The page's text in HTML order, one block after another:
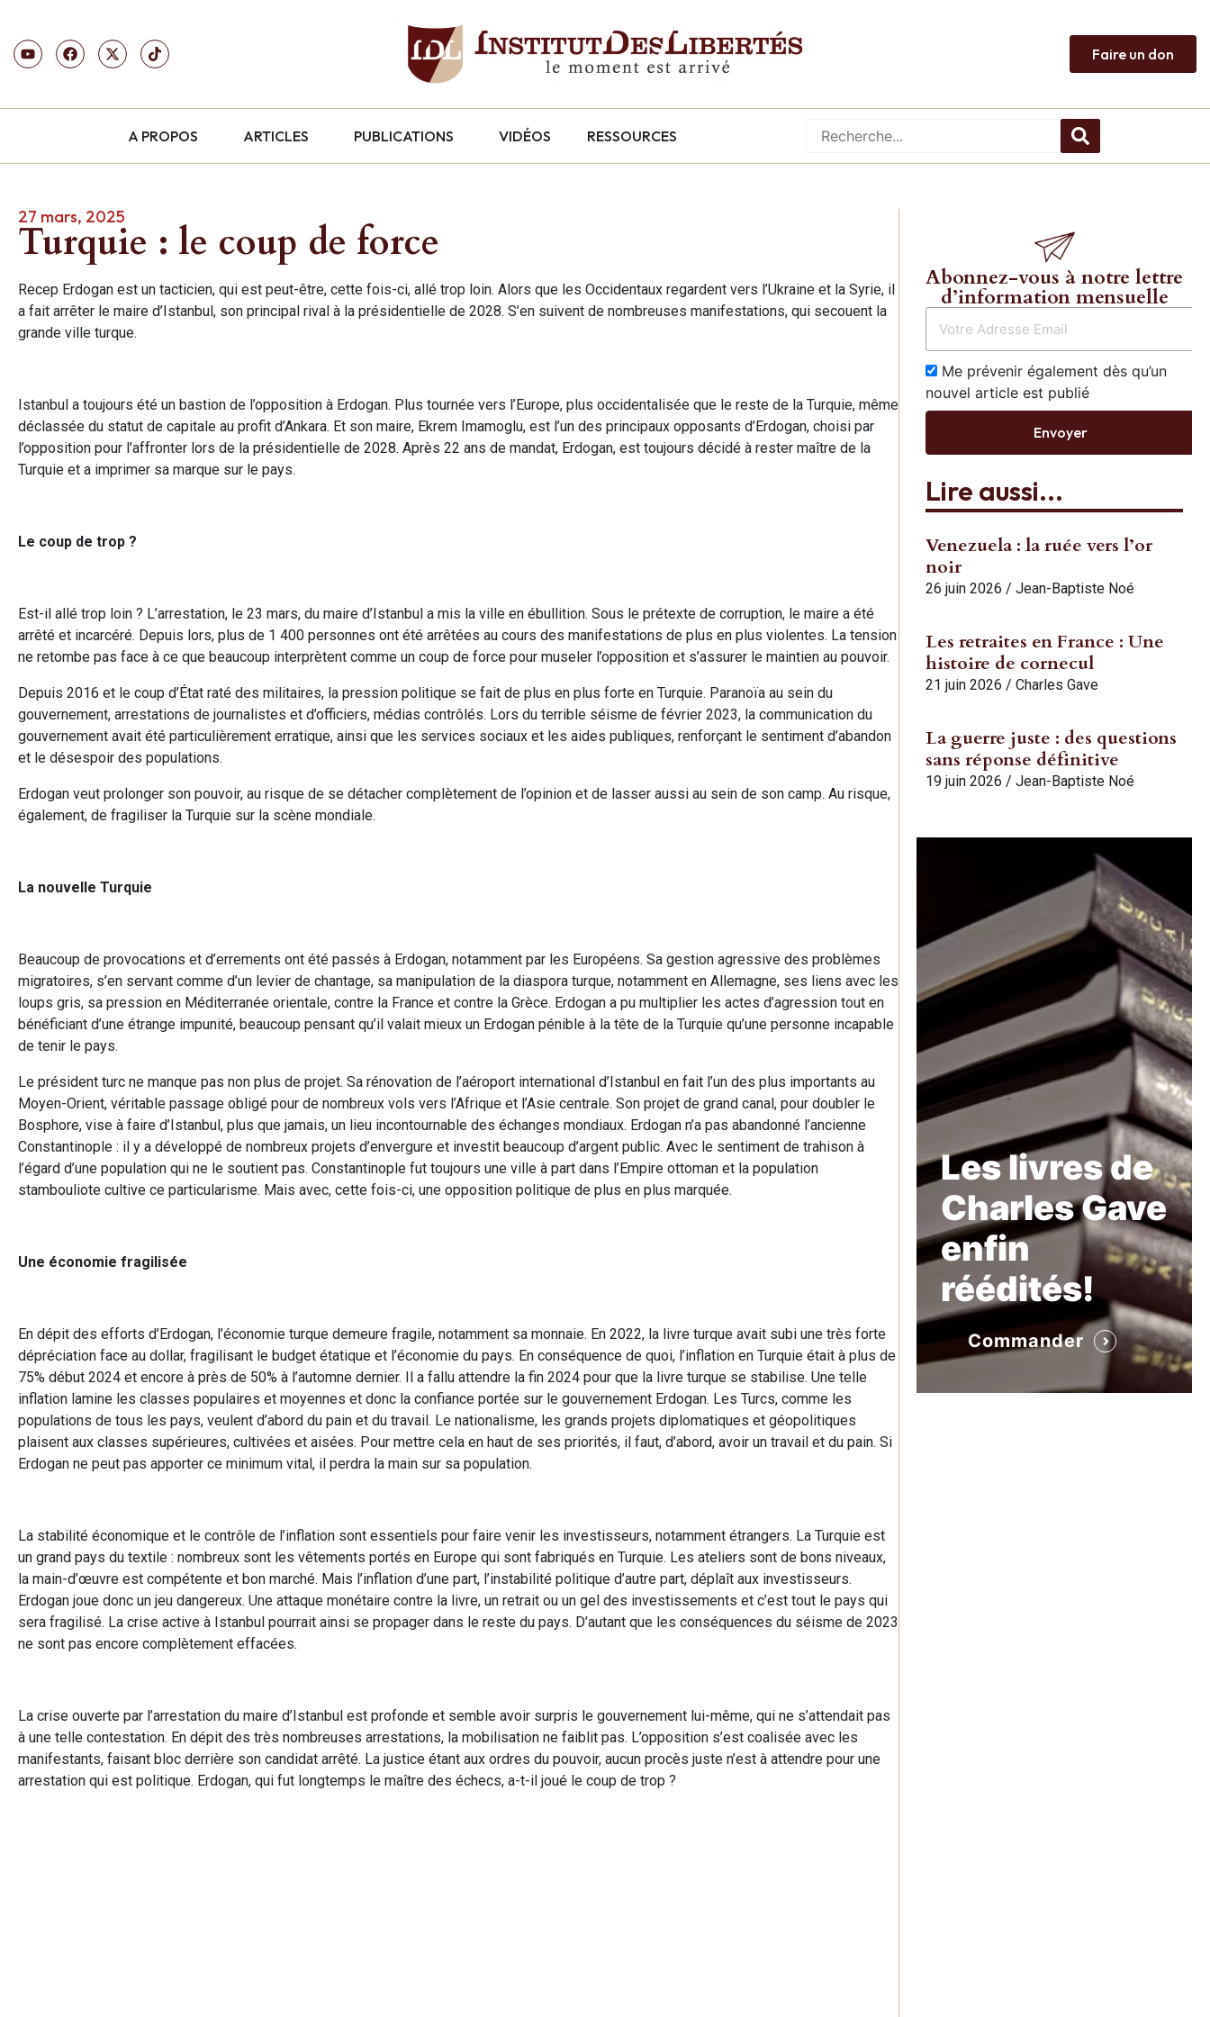
Faire un don
A PROPOS ARTICLES PUBLICATIONS VIDÉOS RESSOURCES
27 mars, 2025
Turquie : le coup de force
Recep Erdogan est un tacticien, qui est peut-être, cette fois-ci, allé trop loin. Alors que les Occidentaux regardent vers l’Ukraine et la Syrie, il
a fait arrêter le maire d’Istanbul, son principal rival à la présidentielle de 2028. S’en suivent de nombreuses manifestations, qui secouent la
grande ville turque.
Istanbul a toujours été un bastion de l’opposition à Erdogan. Plus tournée vers l’Europe, plus occidentalisée que le reste de la Turquie, même
déclassée du statut de capitale au profit d’Ankara. Et son maire, Ekrem Imamoglu, est l’un des principaux opposants d’Erdogan, choisi par
l’opposition pour l’affronter lors de la présidentielle de 2028. Après 22 ans de mandat, Erdogan, est toujours décidé à rester maître de la
Turquie et a imprimer sa marque sur le pays.
Le coup de trop ?
Est-il allé trop loin ? L’arrestation, le 23 mars, du maire d’Istanbul a mis la ville en ébullition. Sous le prétexte de corruption, le maire a été
arrêté et incarcéré. Depuis lors, plus de 1 400 personnes ont été arrêtées au cours des manifestations de plus en plus violentes. La tension
ne retombe pas face à ce que beaucoup interprètent comme un coup de force pour museler l’opposition et s’assurer le maintien au pouvoir.
Depuis 2016 et le coup d’État raté des militaires, la pression politique se fait de plus en plus forte en Turquie. Paranoïa au sein du
gouvernement, arrestations de journalistes et d’officiers, médias contrôlés. Lors du terrible séisme de février 2023, la communication du
gouvernement avait été particulièrement erratique, ainsi que les services sociaux et les aides publiques, renforçant le sentiment d’abandon
et le désespoir des populations.
Erdogan veut prolonger son pouvoir, au risque de se détacher complètement de l’opinion et de lasser aussi au sein de son camp. Au risque,
également, de fragiliser la Turquie sur la scène mondiale.
La nouvelle Turquie
Beaucoup de provocations et d’errements ont été passés à Erdogan, notamment par les Européens. Sa gestion agressive des problèmes
migratoires, s’en servant comme d’un levier de chantage, sa manipulation de la diaspora turque, notamment en Allemagne, ses liens avec les
loups gris, sa pression en Méditerranée orientale, contre la France et contre la Grèce. Erdogan a pu multiplier les actes d’agression tout en
bénéficiant d’une étrange impunité, beaucoup pensant qu’il valait mieux un Erdogan pénible à la tête de la Turquie qu’une personne incapable
de tenir le pays.
Le président turc ne manque pas non plus de projet. Sa rénovation de l’aéroport international d’Istanbul en fait l’un des plus importants au
Moyen-Orient, véritable passage obligé pour de nombreux vols vers l’Afrique et l’Asie centrale. Son projet de grand canal, pour doubler le
Bosphore, vise à faire d’Istanbul, plus que jamais, un lieu incontournable des échanges mondiaux. Erdogan n’a pas abandonné l’ancienne
Constantinople : il y a développé de nombreux projets d’envergure et investit beaucoup d’argent public. Avec le sentiment de trahison à
l’égard d’une population qui ne le soutient pas. Constantinople fut toujours une ville à part dans l’Empire ottoman et la population
stambouliote cultive ce particularisme. Mais avec, cette fois-ci, une opposition politique de plus en plus marquée.
Une économie fragilisée
En dépit des efforts d’Erdogan, l’économie turque demeure fragile, notamment sa monnaie. En 2022, la livre turque avait subi une très forte
dépréciation face au dollar, fragilisant le budget étatique et l’économie du pays. En conséquence de quoi, l’inflation en Turquie était à plus de
75% début 2024 et encore à près de 50% à l’automne dernier. Il a fallu attendre la fin 2024 pour que la livre turque se stabilise. Une telle
inflation lamine les classes populaires et moyennes et donc la confiance portée sur le gouvernement Erdogan. Les Turcs, comme les
populations de tous les pays, veulent d’abord du pain et du travail. Le nationalisme, les grands projets diplomatiques et géopolitiques
plaisent aux classes supérieures, cultivées et aisées. Pour mettre cela en haut de ses priorités, il faut, d’abord, avoir un travail et du pain. Si
Erdogan ne peut pas apporter ce minimum vital, il perdra la main sur sa population.
La stabilité économique et le contrôle de l’inflation sont essentiels pour faire venir les investisseurs, notamment étrangers. La Turquie est
un grand pays du textile : nombreux sont les vêtements portés en Europe qui sont fabriqués en Turquie. Les ateliers sont de bons niveaux,
la main-d’œuvre est compétente et bon marché. Mais l’inflation d’une part, l’instabilité politique d’autre part, déplaît aux investisseurs.
Erdogan joue donc un jeu dangereux. Une attaque monétaire contre la livre, un retrait ou un gel des investissements et c’est tout le pays qui
sera fragilisé. La crise active à Istanbul pourrait ainsi se propager dans le reste du pays. D’autant que les conséquences du séisme de 2023
ne sont pas encore complètement effacées.
La crise ouverte par l’arrestation du maire d’Istanbul est profonde et semble avoir surpris le gouvernement lui-même, qui ne s’attendait pas
à une telle contestation. En dépit des très nombreuses arrestations, la mobilisation ne faiblit pas. L’opposition s’est coalisée avec les
manifestants, faisant bloc derrière son candidat arrêté. La justice étant aux ordres du pouvoir, aucun procès juste n’est à attendre pour une
arrestation qui est politique. Erdogan, qui fut longtemps le maître des échecs, a-t-il joué le coup de trop ?
Abonnez-vous à notre lettre
d’information mensuelle
Me prévenir également dès qu’un
nouvel article est publié
Envoyer
Lire aussi...
Venezuela : la ruée vers l’or
noir
26 juin 2026 / Jean-Baptiste Noé
Les retraites en France : Une
histoire de cornecul
21 juin 2026 / Charles Gave
La guerre juste : des questions
sans réponse définitive
19 juin 2026 / Jean-Baptiste Noé
Les livres de
Charles Gave
enfin
réédités!
Commander